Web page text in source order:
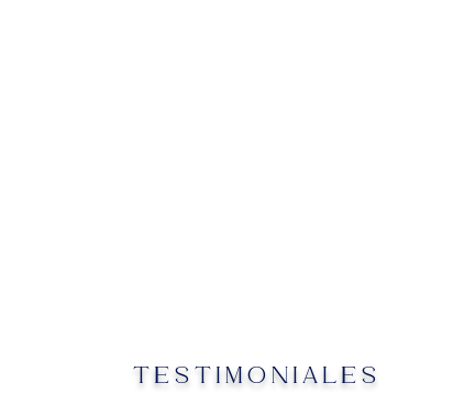
TESTIMONIALES